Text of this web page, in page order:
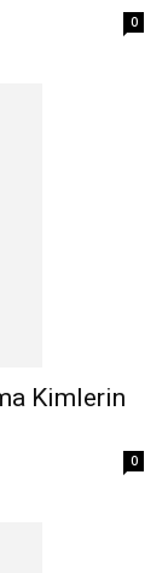
0
Kimlerin
0